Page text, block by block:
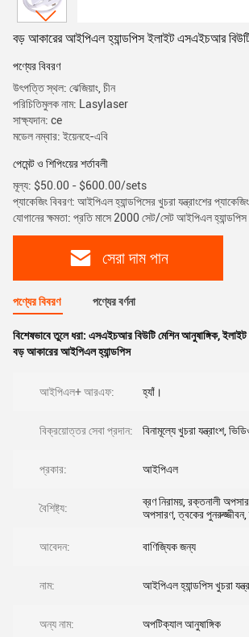
বড় আকারের আইপিএল হ্যান্ডপিস ইলাইট এসএইচআর বিউটি
পণ্যের বিবরণ
উৎপত্তি স্থল: ঝেজিয়াং, চীন
পরিচিতিমুলক নাম: Lasylaser
সাক্ষ্যদান: ce
মডেল নম্বার: ইয়েনহে-এবি
পেমেন্ট ও শিপিংয়ের শর্তাবলী
মূল্য: $50.00 - $600.00/sets
প্যাকেজিং বিবরণ: আইপিএল হ্যান্ডপিসের খুচরা যন্ত্রাংশের
যোগানের ক্ষমতা: প্রতি মাসে 2000 সেট/সেট আইপিএল হ্যান্ডপিস
সেরা দাম পান
পণ্যের বিবরণ পণ্যের বর্ণনা
বিশেষভাবে তুলে ধরা: এসএইচআর বিউটি মেশিন আনুষাঙ্গিক,ইলাইট
বড় আকারের আইপিএল হ্যান্ডপিস
আইপিএল+ আরএফ: হ্যাঁ।
বিক্রয়োত্তর সেবা প্রদান: বিনামূল্যে খুচরা যন্ত্রাংশ,
প্রকার: আইপিএল
বৈশিষ্ট্য:
ব্রণ নিরাময়, রক্তনালী
অপসারণ, ত্বকের পুনরুজ্জীবন,
আবেদন: বাণিজ্যিক জন্য
নাম: আইপিএল হ্যান্ডপিস খুচরা
অন্য নাম: অপটিক্যাল আনুষাঙ্গিক